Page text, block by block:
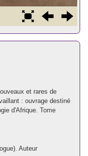
et rares de
: ouvrage destiné
d'Afrique. Tome
Auteur